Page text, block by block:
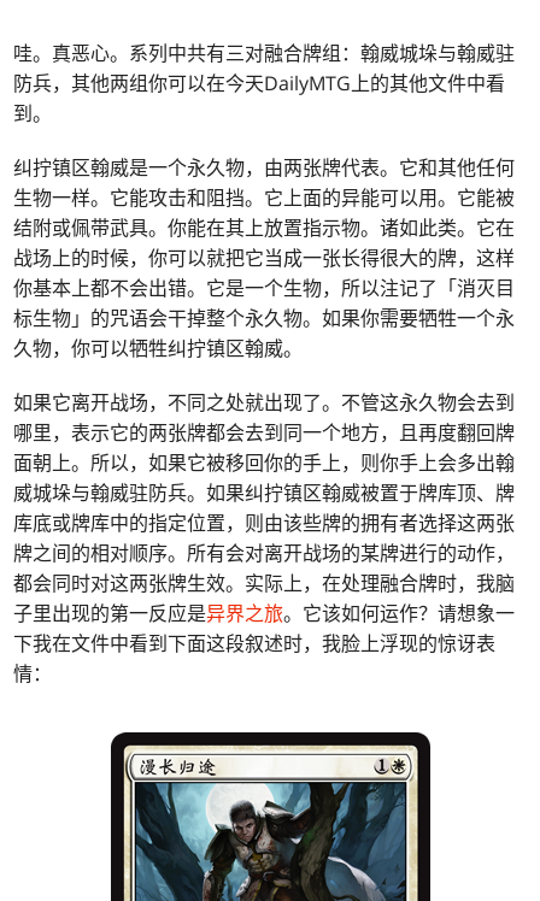
哇。真恶心。系列中共有三对融合牌组：翰威城垛与翰威驻
防兵，其他两组你可以在今天DailyMTG上的其他文件中看
到。
纠拧镇区翰威是一个永久物，由两张牌代表。它和其他任何
生物一样。它能攻击和阻挡。它上面的异能可以用。它能被
结附或佩带武具。你能在其上放置指示物。诸如此类。它在
战场上的时候，你可以就把它当成一张长得很大的牌，这样
你基本上都不会出错。它是一个生物，所以注记了「消灭目
标生物」的咒语会干掉整个永久物。如果你需要牺牲一个永
久物，你可以牺牲纠拧镇区翰威。
如果它离开战场，不同之处就出现了。不管这永久物会去到
哪里，表示它的两张牌都会去到同一个地方，且再度翻回牌
面朝上。所以，如果它被移回你的手上，则你手上会多出翰
威城垛与翰威驻防兵。如果纠拧镇区翰威被置于牌库顶、牌
库底或牌库中的指定位置，则由该些牌的拥有者选择这两张
牌之间的相对顺序。所有会对离开战场的某牌进行的动作，
都会同时对这两张牌生效。实际上，在处理融合牌时，我脑
子里出现的第一反应是异界之旅。它该如何运作？请想象一
下我在文件中看到下面这段叙述时，我脸上浮现的惊讶表
情：